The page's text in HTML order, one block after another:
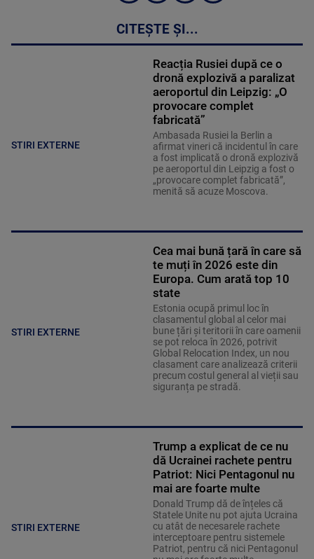
CITEȘTE ȘI...
STIRI EXTERNE
Reacția Rusiei după ce o
dronă explozivă a paralizat
aeroportul din Leipzig: „O
provocare complet
fabricată”
Ambasada Rusiei la Berlin a
afirmat vineri că incidentul în care
a fost implicată o dronă explozivă
pe aeroportul din Leipzig a fost o
„provocare complet fabricată”,
menită să acuze Moscova.
STIRI EXTERNE
Cea mai bună țară în care să
te muți în 2026 este din
Europa. Cum arată top 10
state
Estonia ocupă primul loc în
clasamentul global al celor mai
bune țări și teritorii în care oamenii
se pot reloca în 2026, potrivit
Global Relocation Index, un nou
clasament care analizează criterii
precum costul general al vieții sau
siguranța pe stradă.
STIRI EXTERNE
Trump a explicat de ce nu
dă Ucrainei rachete pentru
Patriot: Nici Pentagonul nu
mai are foarte multe
Donald Trump dă de înțeles că
Statele Unite nu pot ajuta Ucraina
cu atât de necesarele rachete
interceptoare pentru sistemele
Patriot, pentru că nici Pentagonul